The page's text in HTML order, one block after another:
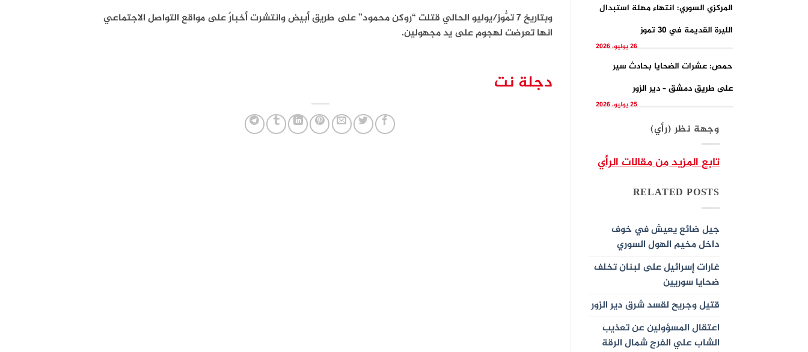
المركزي السوري: انتهاء مهلة استبدال
الليرة القديمة في 30 تموز
26 يوليو، 2026
حمص: عشرات الضحايا بحادث سير
على طريق دمشق – دير الزور
25 يوليو، 2026
وجهة نظر (رأي)
تابع المزيد من مقالات الرأي
RELATED POSTS
جيل ضائع يعيش في خوف
داخل مخيم الهول السوري
غارات إسرائيل على لبنان تخلف
ضحايا سوريين
قتيل وجريح لقسد شرق دير الزور
اعتقال المسؤولين عن تعذيب
الشاب علي الفرج شمال الرقة
وبتاريخ 7 تمُّوز/يوليو الحالي قتلت “روكن محمود” على طريق أبيض وانتشرت أخبارٌ على مواقع التواصل الاجتماعي
انها تعرضت لهجوم على يد مجهولين.
دجلة نت